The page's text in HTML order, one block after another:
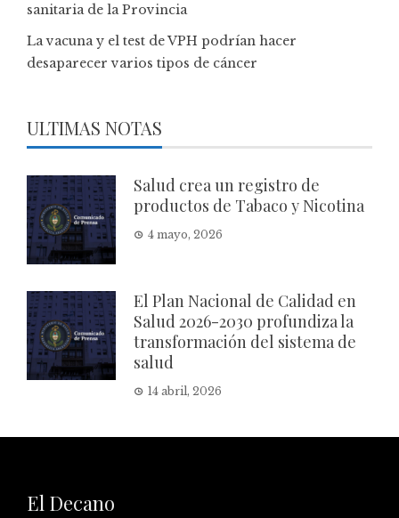
sanitaria de la Provincia
La vacuna y el test de VPH podrían hacer
desaparecer varios tipos de cáncer
ULTIMAS NOTAS
Salud crea un registro de
productos de Tabaco y Nicotina
4 mayo, 2026
El Plan Nacional de Calidad en
Salud 2026-2030 profundiza la
transformación del sistema de
salud
14 abril, 2026
El Decano